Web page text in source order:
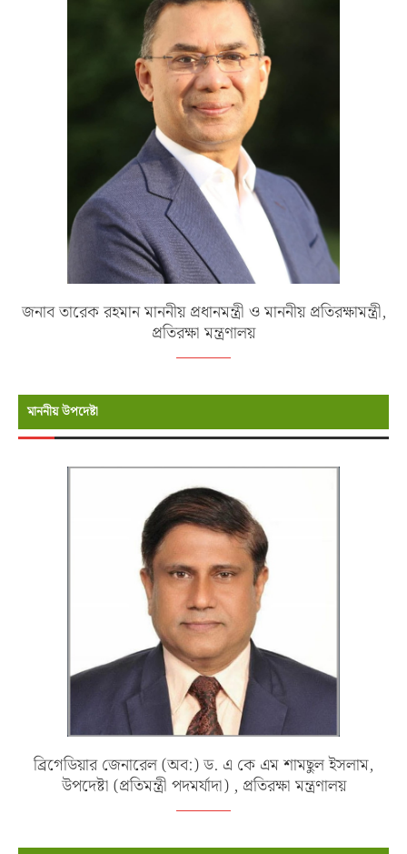
জনাব তারেক রহমান মাননীয় প্রধানমন্ত্রী ও মাননীয় প্রতিরক্ষামন্ত্রী,
প্রতিরক্ষা মন্ত্রণালয়
মাননীয় উপদেষ্টা
ব্রিগেডিয়ার জেনারেল (অব:) ড. এ কে এম শামছুল ইসলাম,
উপদেষ্টা (প্রতিমন্ত্রী পদমর্যাদা) , প্রতিরক্ষা মন্ত্রণালয়